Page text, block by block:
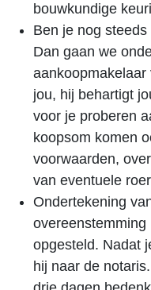
bouwkundige
Ben je nog
Dan gaan we
jou, hij behartigt
voor je proberen
koopsom komen
voorwaarden,
van eventuele
Ondertekening
opgesteld. Nadat
hij naar de